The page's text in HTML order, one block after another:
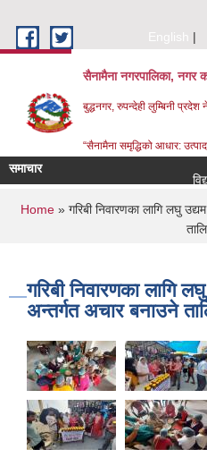
English
सैनामैना नगरपालिका, नगर
बुद्धनगर, रुपन्देही लुम्बिनी प्रदेश
“सैनामैना समृद्धिको आधार:
समाचार
You are here
Home» गरिबी निवारणका लागि लघु
गरिबी निवारणका लागि
अन्तर्गत अचार बनाउने